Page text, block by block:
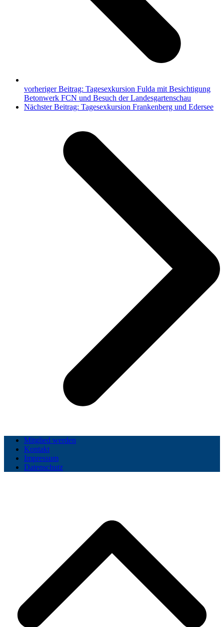
vorheriger Beitrag: Tagesexkursion Fulda mit Besichtigung
Betonwerk FCN und Besuch der Landesgartenschau
Nächster Beitrag: Tagesexkursion Frankenberg und Edersee
Mitglied werden
Kontakt
Impressum
Datenschutz